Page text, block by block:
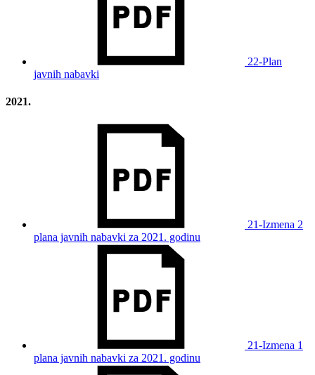
22-Plan
javnih nabavki
2021.
21-Izmena 2
plana javnih nabavki za 2021. godinu
21-Izmena 1
plana javnih nabavki za 2021. godinu